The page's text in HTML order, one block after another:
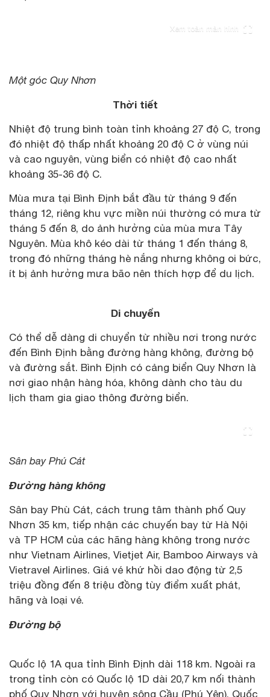
Xem toàn màn hình
Một góc Quy Nhơn
Thời tiết
Nhiệt độ trung bình toàn tỉnh khoảng 27 độ C, trong
đó nhiệt độ thấp nhất khoảng 20 độ C ở vùng núi
và cao nguyên, vùng biển có nhiệt độ cao nhất
khoảng 35-36 độ C.
Mùa mưa tại Bình Định bắt đầu từ tháng 9 đến
tháng 12, riêng khu vực miền núi thường có mưa từ
tháng 5 đến 8, do ảnh hưởng của mùa mưa Tây
Nguyên. Mùa khô kéo dài từ tháng 1 đến tháng 8,
trong đó những tháng hè nắng nhưng không oi bức,
ít bị ảnh hưởng mưa bão nên thích hợp để du lịch.
Di chuyển
Có thể dễ dàng di chuyển từ nhiều nơi trong nước
đến Bình Định bằng đường hàng không, đường bộ
và đường sắt. Bình Định có cảng biển Quy Nhơn là
nơi giao nhận hàng hóa, không dành cho tàu du
lịch tham gia giao thông đường biển.
Sân bay Phú Cát
Đường hàng không
Sân bay Phù Cát, cách trung tâm thành phố Quy
Nhơn 35 km, tiếp nhận các chuyến bay từ Hà Nội
và TP HCM của các hãng hàng không trong nước
như Vietnam Airlines, Vietjet Air, Bamboo Airways và
Vietravel Airlines. Giá vé khứ hồi dao động từ 2,5
triệu đồng đến 8 triệu đồng tùy điểm xuất phát,
hãng và loại vé.
Đường bộ
Quốc lộ 1A qua tỉnh Bình Định dài 118 km. Ngoài ra
trong tỉnh còn có Quốc lộ 1D dài 20,7 km nối thành
phố Quy Nhơn với huyện sông Cầu (Phú Yên). Quốc